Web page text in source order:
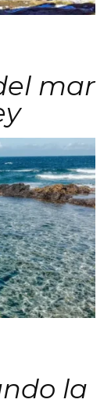
mar
la